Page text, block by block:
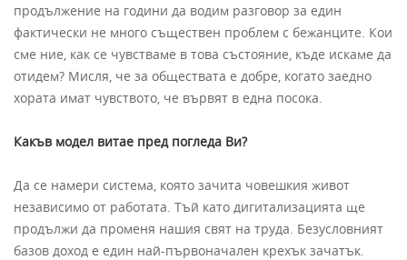
продължение на години да водим разговор за един
фактически не много съществен проблем с бежанците. Кои
сме ние, как се чувстваме в това състояние, къде искаме да
отидем? Мисля, че за обществата е добре, когато заедно
хората имат чувството, че вървят в една посока.
Какъв модел витае пред погледа Ви?
Да се намери система, която зачита човешкия живот
независимо от работата. Тъй като дигитализацията ще
продължи да променя нашия свят на труда. Безусловният
базов доход е един най-първоначален крехък зачатък.